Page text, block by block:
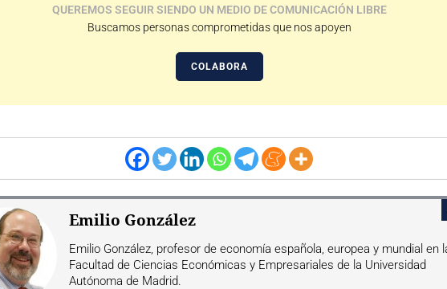
QUEREMOS SEGUIR SIENDO UN MEDIO DE COMUNICACIÓN LIBRE
Buscamos personas comprometidas que nos apoyen
COLABORA
Emilio González
Emilio González, profesor de economía española, europea y mundial en
Facultad de Ciencias Económicas y Empresariales de la Universidad
Autónoma de Madrid.